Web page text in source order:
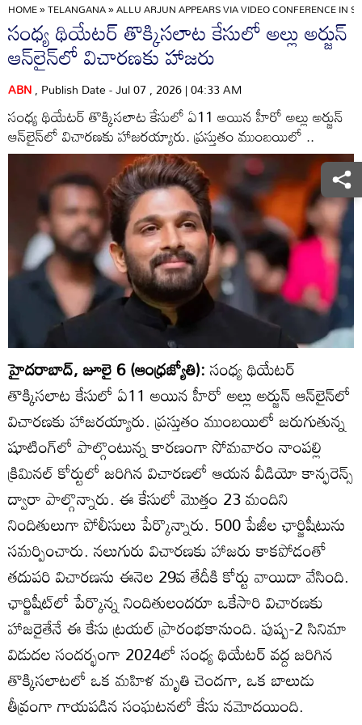
HOME»TELANGANA»ALLU ARJUN APPEARS VIA VIDEO CONFERENCE IN
సంధ్య థియేటర్‌ తొక్కిసలాట కేసులో అల్లు అర్జున్‌
ఆన్‌లైన్‌లో విచారణకు హాజరు
ABN, Publish Date - Jul 07 , 2026 | 04:33 AM
సంధ్య థియేటర్‌ తొక్కిసలాట కేసులో ఏ11 అయిన హీరో అల్లు అర్జున్‌
ఆన్‌లైన్‌లో విచారణకు హాజరయ్యారు. ప్రస్తుతం ముంబయిలో ..
హైదరాబాద్‌, జూలై 6 (ఆంధ్రజ్యోతి):సంధ్య థియేటర్‌
తొక్కిసలాట కేసులో ఏ11 అయిన హీరో అల్లు అర్జున్‌ ఆన్‌లైన్‌లో
విచారణకు హాజరయ్యారు. ప్రస్తుతం ముంబయిలో జరుగుతున్న
షూటింగ్‌లో పాల్గొంటున్న కారణంగా సోమవారం నాంపల్లి
క్రిమినల్‌ కోర్టులో జరిగిన విచారణలో ఆయన వీడియో కాన్ఫరెన్స్‌
ద్వారా పాల్గొన్నారు. ఈ కేసులో మొత్తం 23 మందిని
నిందితులుగా పోలీసులు పేర్కొన్నారు. 500 పేజీల ఛార్జిషీటును
సమర్పించారు. నలుగురు విచారణకు హాజరు కాకపోడంతో
తదుపరి విచారణను ఈనెల 29వ తేదీకి కోర్టు వాయిదా వేసింది.
ఛార్జిషీట్‌లో పేర్కొన్న నిందితులందరూ ఒకేసారి విచారణకు
హాజరైతేనే ఈ కేసు ట్రయల్‌ ప్రారంభకానుంది. పుష్ప-2 సినిమా
విడుదల సందర్భంగా 2024లో సంధ్య థియేటర్‌ వద్ద జరిగిన
తొక్కిసలాటలో ఒక మహిళ మృతి చెందగా, ఒక బాలుడు
తీవ్రంగా గాయపడిన సంఘటనలో కేసు నమోదయింది.